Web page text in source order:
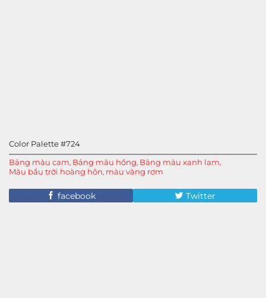
Color Palette #724
Bảng màu cam, Bảng màu hồng, Bảng màu xanh lam,
Màu bầu trời hoàng hôn, màu vàng rơm
facebook Twitter